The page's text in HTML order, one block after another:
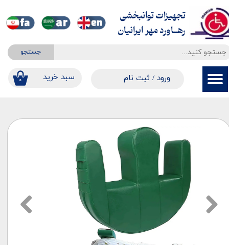
جستجو
۰ ​​سبد خرید ورود / ثبت نام
حساب کاربری من
سفارشات
خروج از حساب کاربری
تجهیزات توانبخشی
​​​​​​​رهــاورد مهر ایرانیان